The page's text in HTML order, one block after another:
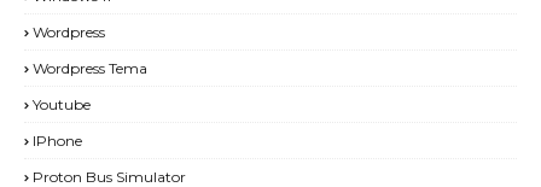
Wordpress
Wordpress Tema
Youtube
IPhone
Proton Bus Simulator